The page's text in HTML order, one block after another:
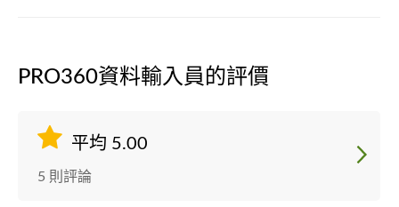
PRO360資料輸入員的評價
平均 5.00
5 則評論